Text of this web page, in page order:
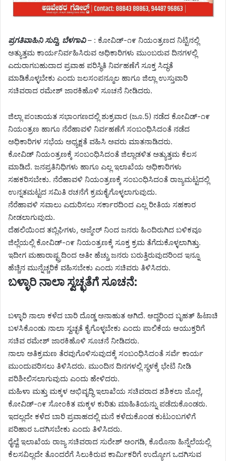
ಪ್ರಗತಿವಾಹಿನಿ ಸುದ್ದಿ, ಬೆಳಗಾವಿ – : ಕೋವಿಡ್-೧೯ ನಿಯಂತ್ರಣದ ನಿಟ್ಟಿನಲ್ಲಿ
ಅತ್ಯುತ್ತಮ ಕಾರ್ಯನಿರ್ವಹಿಸಿರುವ ಅಧಿಕಾರಿಗಳು ಮುಂಬರುವ ದಿನಗಳಲ್ಲಿ
ಎದುರಾಗಬಹುದಾದ ಪ್ರವಾಹ ಪರಿಸ್ಥಿತಿ ನಿರ್ವಹಣೆಗೆ ಸೂಕ್ತ ಸಿದ್ಧತೆ
ಮಾಡಿಕೊಳ್ಳಬೇಕು ಎಂದು ಜಲಸಂಪನ್ಮೂಲ ಹಾಗೂ ಜಿಲ್ಲಾ ಉಸ್ತುವಾರಿ
ಸಚಿವರಾದ ರಮೇಶ್ ಜಾರಕಿಹೊಳಿ ಸೂಚನೆ ನೀಡಿದರು.
ಜಿಲ್ಲಾ ಪಂಚಾಯತ ಸಭಾಂಗಣದಲ್ಲಿ ಶುಕ್ರವಾರ (ಜೂ.5) ನಡೆದ ಕೋವಿಡ್-೧೯
ನಿಯಂತ್ರಣ ಹಾಗೂ ನೆರೆಹಾವಳಿ ನಿರ್ವಹಣೆಗೆ ಸಂಬಂಧಿಸಿದಂತೆ ನಡೆದ
ಅಧಿಕಾರಿಗಳ ಸಭೆಯ ಅಧ್ಯಕ್ಷತೆ ವಹಿಸಿ ಅವರು ಮಾತನಾಡಿದರು.
ಕೋವಿಡ್ ನಿಯಂತ್ರಣಕ್ಕೆ ಸಂಬಂಧಿಸಿದಂತೆ ಜಿಲ್ಲಾಡಳಿತ ಅತ್ಯುತ್ತಮ ಕೆಲಸ
ಮಾಡಿದೆ. ಜನಪ್ರತಿನಿಧಿಗಳು ಹಾಗೂ ಎಲ್ಲ ಇಲಾಖೆಯ ಅಧಿಕಾರಿಗಳು
ಸಹಕರಿಸಬೇಕು. ನೆರೆಹಾವಳಿ ನಿಯಂತ್ರಣಕ್ಕೆ ಸಂಬಂಧಿಸಿದಂತೆ ರಾಜ್ಯಮಟ್ಟದಲ್ಲಿ
ಉನ್ನತಮಟ್ಟದ ಸಮಿತಿ ರಚನೆಗೆ ಕ್ರಮ‌ಕೈಗೊಳ್ಳಲಾಗುವುದು.
ನೆರೆಹಾವಳಿ ಸವಾಲು ಎದುರಿಸಲು ಸರ್ಕಾರದಿಂದ ಎಲ್ಲ ರೀತಿಯ ಸಹಕಾರ
ನೀಡಲಾಗುವುದು.
ದೆಹಲಿಯಿಂದ ತಬ್ಲಿಘಿಗಳು, ಅಜ್ಮೇರ್ ನಿಂದ ಜನರು ಹಿಂದಿರುಗಿದ ಬಳಿಕವೂ
ಜಿಲ್ಲೆಯಲ್ಲಿ ಕೋವಿಡ್-೧೯ ನಿಯಂತ್ರಣಕ್ಕೆ ಸೂಕ್ತ ಕ್ರಮ ತೆಗೆದುಕೊಳ್ಳಲಾಗಿತ್ತು.
ಇದೀಗ ಮಹಾರಾಷ್ಟ್ರದಿಂದ ಅತೀ ಹೆಚ್ಚು ಜನರು ಬರುತ್ತಿರುವುದರಿಂದ ಇನ್ನೂ
ಹೆಚ್ಚಿನ ಮುನ್ನೆಚ್ಚರಿಕೆ ವಹಿಸಬೇಕು ಎಂದು ಸಚಿವರು ತಿಳಿಸಿದರು.
ಬಳ್ಳಾರಿ ನಾಲಾ ಸ್ವಚ್ಛತೆಗೆ ಸೂಚನೆ:
ಬಳ್ಳಾರಿ ನಾಲಾ ಕಳೆದ ಬಾರಿ ದೊಡ್ಡ ಅನಾಹುತ ಆಗಿದೆ. ಆದ್ದರಿಂದ ಬೃಹತ್ ಹಿಟಾಚಿ
ಬಳಸಿಕೊಂಡು ನಾಲಾ ಸ್ವಚ್ಛತೆ ಕೈಗೊಳ್ಳಬೇಕು ಎಂದು ಪಾಲಿಕೆಯ ಆಯುಕ್ತರಿಗೆ
ಸಚಿವ ರಮೇಶ್ ಜಾರಕಿಹೊಳಿ ಸೂಚನೆ ನೀಡಿದರು.
ನಾಲಾ ಅತಿಕ್ರಮಣ ತೆರವುಗೊಳಿಸುವುದಕ್ಕೆ ಸಂಬಂಧಿಸಿದಂತೆ ಸರ್ವೆ ಕಾರ್ಯ
ಮುಂದುವರಿಸಲು ತಿಳಿಸಿದರು. ಮುಂದಿನ‌ ದಿನಗಳಲ್ಲಿ ಸ್ಥಳಕ್ಕೆ ಭೇಟಿ ನೀಡಿ
ಪರಿಶೀಲಿಸಲಾಗುವುದು ಎಂದು ಹೇಳಿದರು.
ಮಹಿಳಾ ಮತ್ತು ಮಕ್ಕಳ ಅಭಿವೃದ್ಧಿ ಇಲಾಖೆಯ ಸಚಿವರಾದ ಶಶಿಕಲಾ‌ ಜೊಲ್ಲೆ,
ಕೋವಿಡ್-೧೯ ಸೋಂಕಿತ ಮಕ್ಕಳ ಕುರಿತು ಮಾಹಿತಿಯನ್ನು ಪಡೆದುಕೊಂಡರು.
ಇದಲ್ಲದೇ ಕಳೆದ ಬಾರಿ ಪ್ರವಾಹದಲ್ಲಿ ಮನೆ ಕಳೆದುಕೊಂಡ ಕುಟುಂಬಗಳಿಗೆ
ಪರಿಹಾರ ಒದಗಿಸಬೇಕು ಎಂದು‌ ತಿಳಿಸಿದರು.
ರೈಲ್ವೆ ಇಲಾಖೆಯ ರಾಜ್ಯ ಸಚಿವರಾದ ಸುರೇಶ್ ಅಂಗಡಿ, ಕೊರೊನಾ ಹಿನ್ನೆಲೆಯಲ್ಲಿ
ಕೆಲಸವಿಲ್ಲದೇ ತೊಂದರೆಗೆ ಸಿಲುಕಿರುವ ಕಾರ್ಮಿಕರಿಗೆ ಉದ್ಯೋಗ ಒದಗಿಸುವ